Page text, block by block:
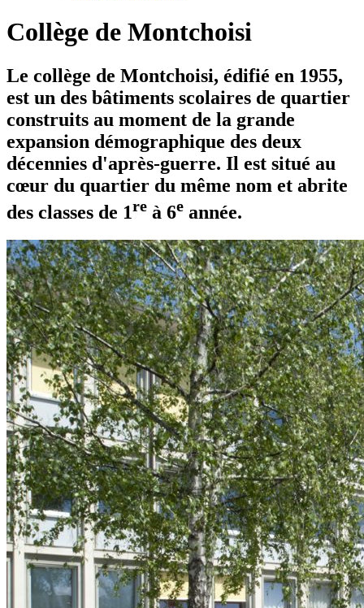
Collège de Montchoisi
Le collège de Montchoisi, édifié en 1955,
est un des bâtiments scolaires de quartier
construits au moment de la grande
expansion démographique des deux
décennies d'après-guerre. Il est situé au
cœur du quartier du même nom et abrite
des classes de 1re à 6e année.